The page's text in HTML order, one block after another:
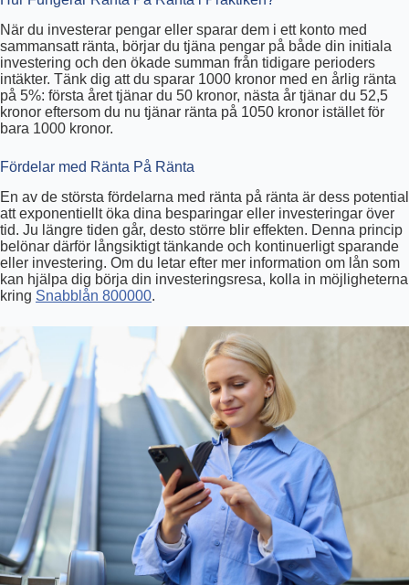
När du investerar pengar eller sparar dem i ett konto med
sammansatt ränta, börjar du tjäna pengar på både din initiala
investering och den ökade summan från tidigare perioders
intäkter. Tänk dig att du sparar 1000 kronor med en årlig ränta
på 5%: första året tjänar du 50 kronor, nästa år tjänar du 52,5
kronor eftersom du nu tjänar ränta på 1050 kronor istället för
bara 1000 kronor.
Fördelar med Ränta På Ränta
En av de största fördelarna med ränta på ränta är dess potential
att exponentiellt öka dina besparingar eller investeringar över
tid. Ju längre tiden går, desto större blir effekten. Denna princip
belönar därför långsiktigt tänkande och kontinuerligt sparande
eller investering. Om du letar efter mer information om lån som
kan hjälpa dig börja din investeringsresa, kolla in möjligheterna
kring Snabblån 800000.